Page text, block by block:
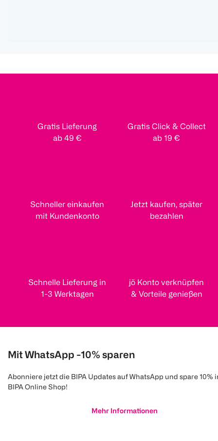
Gratis Lieferung
ab 49 €
Gratis Click & Collect
ab 19 €
Schneller einkaufen
mit Kundenkonto
Jetzt kaufen, später
bezahlen
Schnelle Lieferung in
1-3 Werktagen
jö Konto verknüpfen
& Vorteile genießen
Mit WhatsApp -10% sparen
Abonniere jetzt die BIPA Updates auf WhatsApp und spare 10%
BIPA Online Shop!
Mehr Informationen